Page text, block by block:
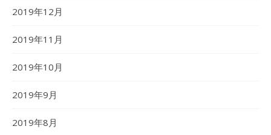
2019年12月
2019年11月
2019年10月
2019年9月
2019年8月